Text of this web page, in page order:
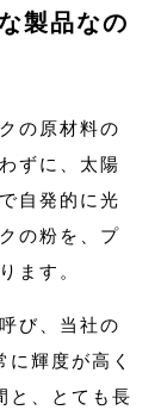
製品なの
の原材料の
ずに、太陽
自発的に光
の粉を、プ
ます。
び、当社の
輝度が高く
と、とても長